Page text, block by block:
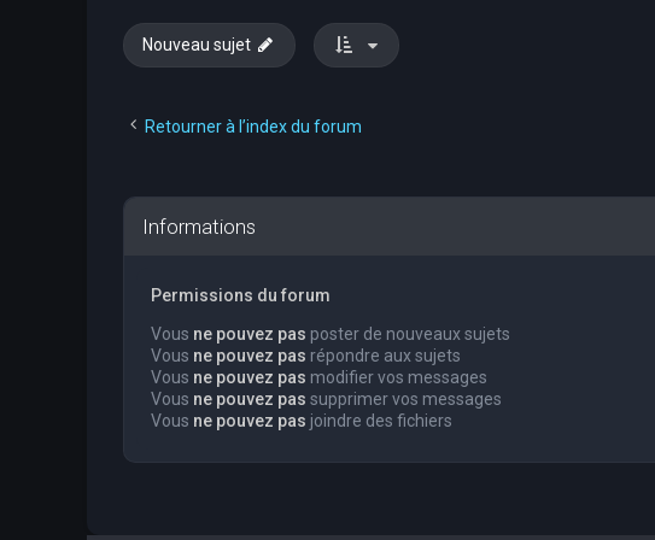
Nouveau sujet
Retourner à l’index du forum
Informations
Permissions du forum
Vous ne pouvez pas poster de nouveaux sujets
Vous ne pouvez pas répondre aux sujets
Vous ne pouvez pas modifier vos messages
Vous ne pouvez pas supprimer vos messages
Vous ne pouvez pas joindre des fichiers